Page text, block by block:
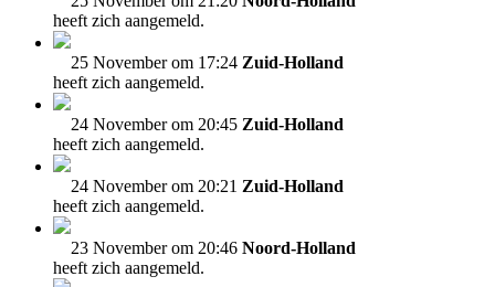
heeft zich aangemeld.
25 November om 17:24 Zuid-Holland
heeft zich aangemeld.
24 November om 20:45 Zuid-Holland
heeft zich aangemeld.
24 November om 20:21 Zuid-Holland
heeft zich aangemeld.
23 November om 20:46 Noord-Holland
heeft zich aangemeld.